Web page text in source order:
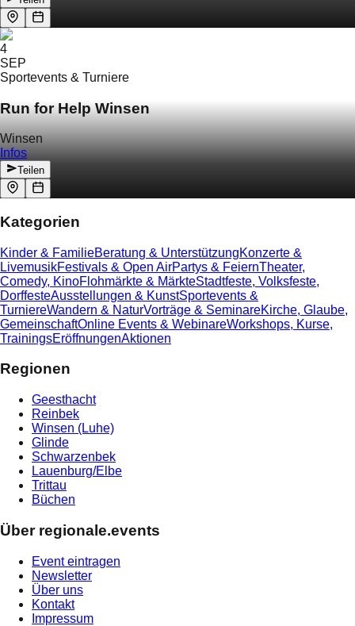
4
SEP
Sportevents & Turniere
Run for Help Winsen
Winsen
Infos
Teilen
Kategorien
Kinder & FamilieBeratung & UnterstützungKonzerte &
LivemusikFestivals & Open AirPartys & FeiernTheater,
Comedy, KinoFlohmärkte & MärkteStadtfeste, Volksfeste,
DorffesteAusstellungen & KunstSportevents &
TurniereWandern & NaturVorträge & SeminareKirche, Glaube,
GemeinschaftOnline Events & WebinareWorkshops, Kurse,
TrainingsEröffnungenAktionen
Regionen
Geesthacht
Reinbek
Winsen (Luhe)
Glinde
Schwarzenbek
Lauenburg/Elbe
Trittau
Büchen
Über regionale.events
Event eintragen
Newsletter
Über uns
Kontakt
Impressum